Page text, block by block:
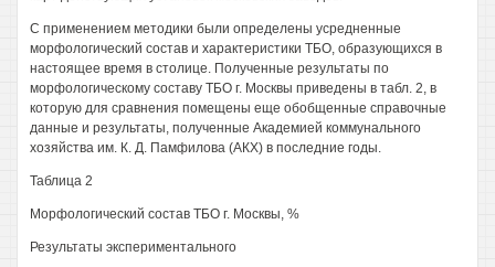
С применением методики были определены усредненные
морфологический состав и характеристики ТБО, образующихся в
настоящее время в столице. Полученные результаты по
морфологическому составу ТБО г. Москвы приведены в табл. 2, в
которую для сравнения помещены еще обобщенные справочные
данные и результаты, полученные Академией коммунального
хозяйства им. К. Д. Памфилова (АКХ) в последние годы.
Таблица 2
Морфологический состав ТБО г. Москвы, %
Результаты экспериментального